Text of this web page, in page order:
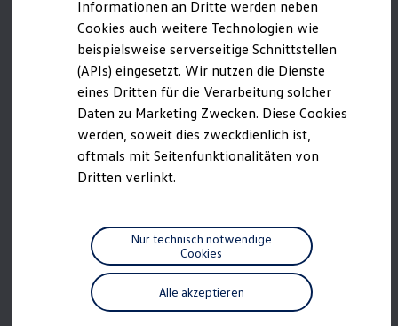
Software Updates
Service und Ersatzteile
Inspektion und HU/AU
Reparaturen und Checks
Motorenöl und Flüssigkeiten
Räder und Reifen
Pannen- und Unfallhilfe
Economy Service
Volkswagen Teile
Zubehör
Modellspezifisches Zubehör
Individualisieren
Wallbox und Ladekabel
Digitale Extras
Dienste für Ihr Modell finden
Volkswagen Apps, Login und Shop
Handy und Fahrzeug verbinden
Bahrain/البحرين
Brazil/Brasil
Canada/Canada
China/中國 / 中国
Israel/ישראל
Macedonia/Социјалистичка Република
Македонија
Mexiko/México
Northern Ireland/Northern Ireland
Informationen an Dritte werden neben
Cookies auch weitere Technologien wie
beispielsweise serverseitige Schnittstellen
(APIs) eingesetzt. Wir nutzen die Dienste
eines Dritten für die Verarbeitung solcher
Daten zu Marketing Zwecken. Diese Cookies
werden, soweit dies zweckdienlich ist,
oftmals mit Seitenfunktionalitäten von
Dritten verlinkt.
Alle akzeptieren
Nur technisch notwendige
Cookies